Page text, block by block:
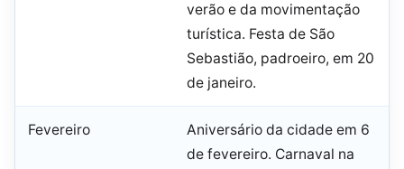
verão e da movimentação
turística. Festa de São
Sebastião, padroeiro, em 20
de janeiro.
Fevereiro
Aniversário da cidade em 6
de fevereiro. Carnaval na